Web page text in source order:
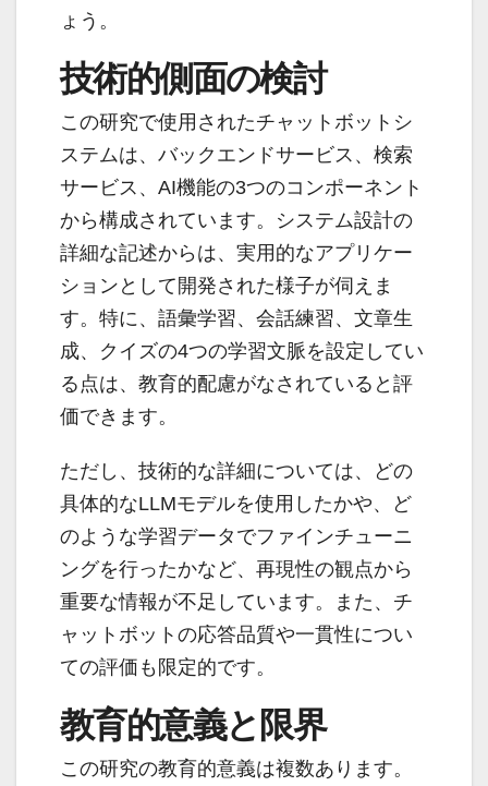
ょう。
技術的側面の検討
この研究で使用されたチャットボットシ
ステムは、バックエンドサービス、検索
サービス、AI機能の3つのコンポーネント
から構成されています。システム設計の
詳細な記述からは、実用的なアプリケー
ションとして開発された様子が伺えま
す。特に、語彙学習、会話練習、文章生
成、クイズの4つの学習文脈を設定してい
る点は、教育的配慮がなされていると評
価できます。
ただし、技術的な詳細については、どの
具体的なLLMモデルを使用したかや、ど
のような学習データでファインチューニ
ングを行ったかなど、再現性の観点から
重要な情報が不足しています。また、チ
ャットボットの応答品質や一貫性につい
ての評価も限定的です。
教育的意義と限界
この研究の教育的意義は複数あります。